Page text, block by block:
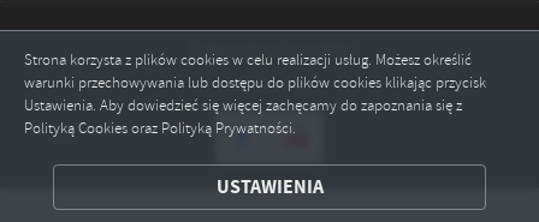
Strona korzysta z plików cookies w celu realizacji usług. Możesz określić
warunki przechowywania lub dostępu do plików cookies klikając przycisk
Ustawienia. Aby dowiedzieć się więcej zachęcamy do zapoznania się z
Polityką Cookies oraz Polityką Prywatności.
USTAWIENIA
ODRZUĆ WSZYSTKIE
Odwiedzin: 2121048
Online: 5